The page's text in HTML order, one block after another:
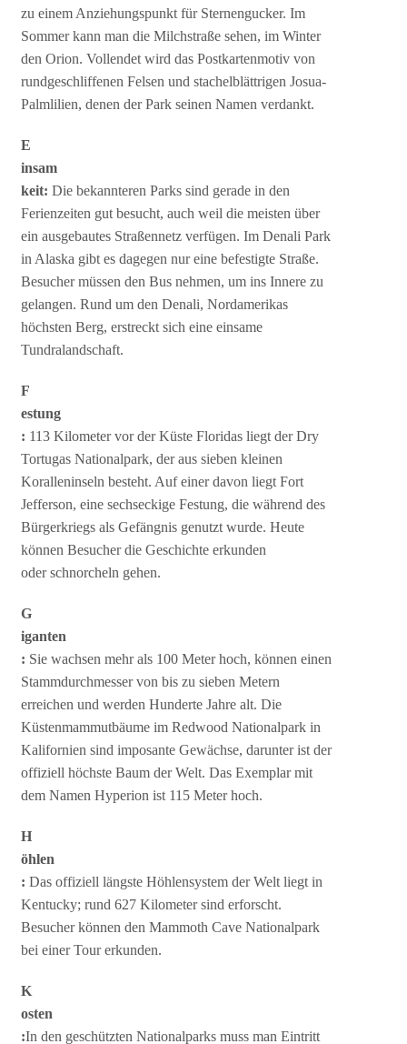
zu einem Anziehungspunkt für Sternengucker. Im
Sommer kann man die Milchstraße sehen, im Winter
den Orion. Vollendet wird das Postkartenmotiv von
rundgeschliffenen Felsen und stachelblättrigen Josua-
Palmlilien, denen der Park seinen Namen verdankt.
E
insam
keit: Die bekannteren Parks sind gerade in den
Ferienzeiten gut besucht, auch weil die meisten über
ein ausgebautes Straßennetz verfügen. Im Denali Park
in Alaska gibt es dagegen nur eine befestigte Straße.
Besucher müssen den Bus nehmen, um ins Innere zu
gelangen. Rund um den Denali, Nordamerikas
höchsten Berg, erstreckt sich eine einsame
Tundralandschaft.
F
estung
: 113 Kilometer vor der Küste Floridas liegt der Dry
Tortugas Nationalpark, der aus sieben kleinen
Koralleninseln besteht. Auf einer davon liegt Fort
Jefferson, eine sechseckige Festung, die während des
Bürgerkriegs als Gefängnis genutzt wurde. Heute
können Besucher die Geschichte erkunden
oder schnorcheln gehen.
G
iganten
: Sie wachsen mehr als 100 Meter hoch, können einen
Stammdurchmesser von bis zu sieben Metern
erreichen und werden Hunderte Jahre alt. Die
Küstenmammutbäume im Redwood Nationalpark in
Kalifornien sind imposante Gewächse, darunter ist der
offiziell höchste Baum der Welt. Das Exemplar mit
dem Namen Hyperion ist 115 Meter hoch.
H
öhlen
: Das offiziell längste Höhlensystem der Welt liegt in
Kentucky; rund 627 Kilometer sind erforscht.
Besucher können den Mammoth Cave Nationalpark
bei einer Tour erkunden.
K
osten
:In den geschützten Nationalparks muss man Eintritt